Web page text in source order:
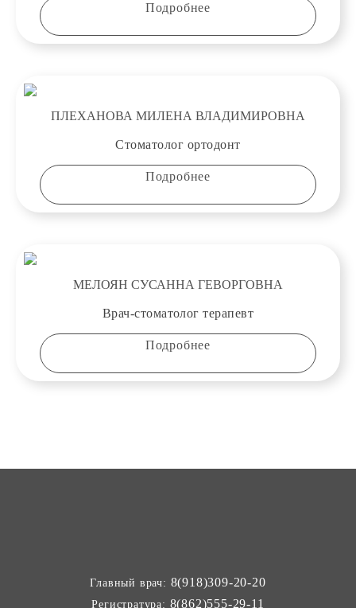
Подробнее
ПЛЕХАНОВА МИЛЕНА ВЛАДИМИРОВНА
Стоматолог ортодонт
Подробнее
МЕЛОЯН СУСАННА ГЕВОРГОВНА
Врач-стоматолог терапевт
Подробнее
Главный врач: 8(918)309-20-20
Регистратура: 8(862)555-29-11